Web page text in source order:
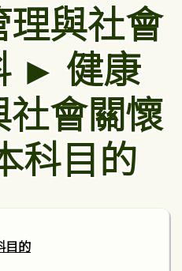
理與社會
► 健康
社會關懷
科目的
目的